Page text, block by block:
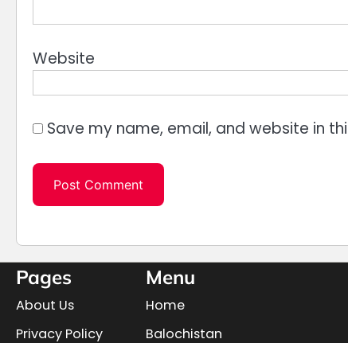
Website
Save my name, email, and website in
Pages
About Us
Privacy Policy
Menu
Home
Balochistan